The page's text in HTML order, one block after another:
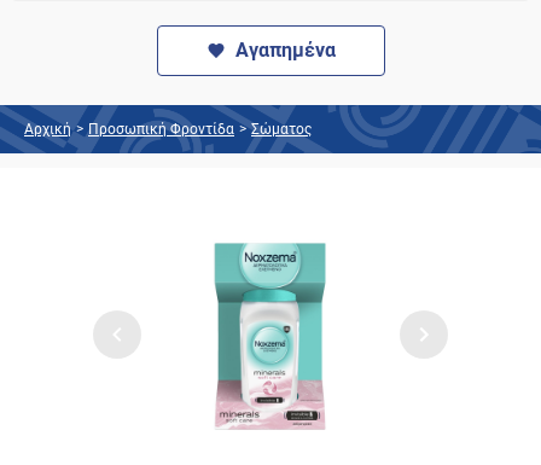
Αγαπημένα
Αρχική > Προσωπική Φροντίδα > Σώματος